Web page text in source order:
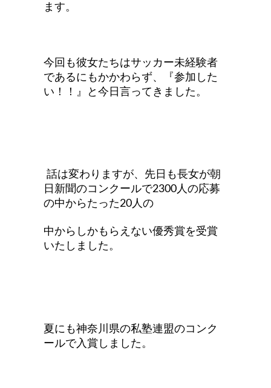
ます。
今回も彼女たちはサッカー未経験者
であるにもかかわらず、『参加した
い！！』と今日言ってきました。
話は変わりますが、先日も長女が朝
日新聞のコンクールで2300人の応募
の中からたった20人の
中からしかもらえない優秀賞を受賞
いたしました。
夏にも神奈川県の私塾連盟のコンク
ールで入賞しました。